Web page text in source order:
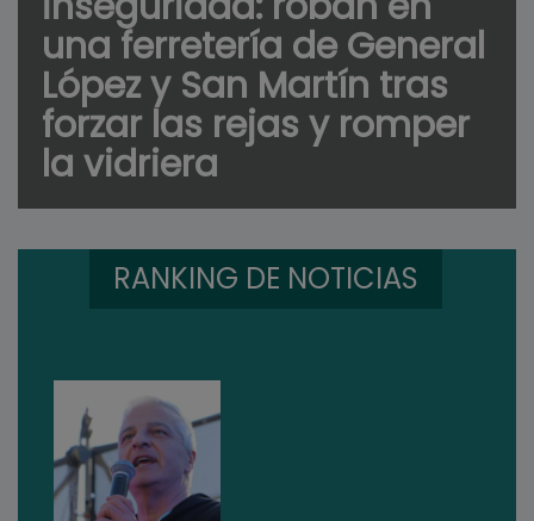
una ferretería de General
López y San Martín tras
forzar las rejas y romper
la vidriera
RANKING DE NOTICIAS